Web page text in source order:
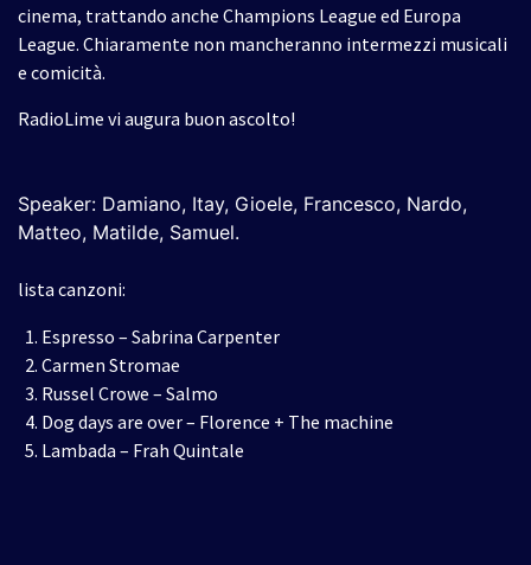
cinema, trattando anche Champions League ed Europa
League. Chiaramente non mancheranno intermezzi musicali
e comicità.
RadioLime vi augura buon ascolto!
Speaker: Damiano, Itay, Gioele, Francesco, Nardo,
Matteo, Matilde, Samuel.
lista canzoni:
Espresso – Sabrina Carpenter
Carmen Stromae
Russel Crowe – Salmo
Dog days are over – Florence + The machine
Lambada – Frah Quintale